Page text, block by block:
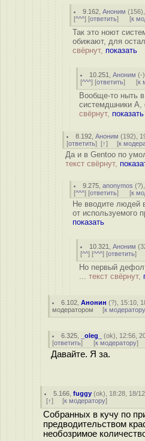
9.162 ,Аноним (156
[^^^] [ответить] [к
Так это ноют
обижают, для
свёрнут, показать
10.251 ,Аноним (-
[^^^] [ответить] [к
Вообще-то ныть
системдшники А,
свёрнут, показать
8.192 ,Аноним (192),
[ответить] [↑] [к
Да и в Gentoo по
текст свёрнут,
9.275 ,anonymos (?
[^^^] [ответить] [к
Не вводите людей
от используемого
показать
10.321 ,Аноним (
[^^] [^^^] [ответить]
Но первый
... текст свёрнут,
6.102 ,Анонин (?), 15:10,
модератором [к модератору
6.325 _oleg_ (ok), 12:56,
[ответить] [к модератору]
Давайте. Я за.
5.166 ,fuggy (ok), 18:28, 18/
[↑] [к модератору]
Собранных в кучу по
предводительством
необозримое